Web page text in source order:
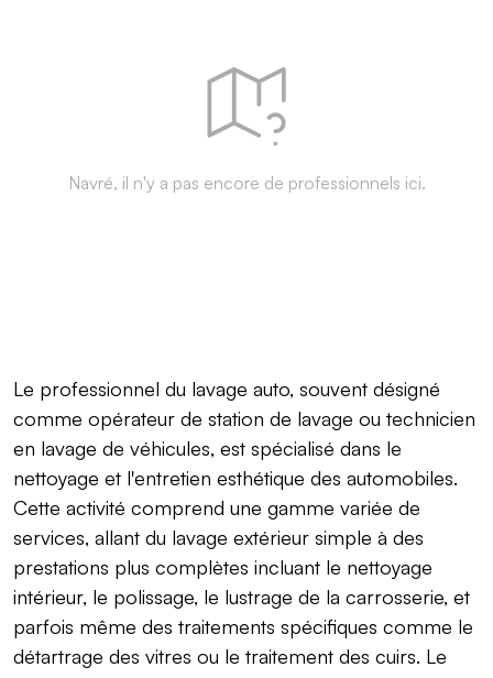
Navré, il n'y a pas encore de professionnels ici.
Le professionnel du lavage auto, souvent désigné
comme opérateur de station de lavage ou technicien
en lavage de véhicules, est spécialisé dans le
nettoyage et l'entretien esthétique des automobiles.
Cette activité comprend une gamme variée de
services, allant du lavage extérieur simple à des
prestations plus complètes incluant le nettoyage
intérieur, le polissage, le lustrage de la carrosserie, et
parfois même des traitements spécifiques comme le
détartrage des vitres ou le traitement des cuirs. Le